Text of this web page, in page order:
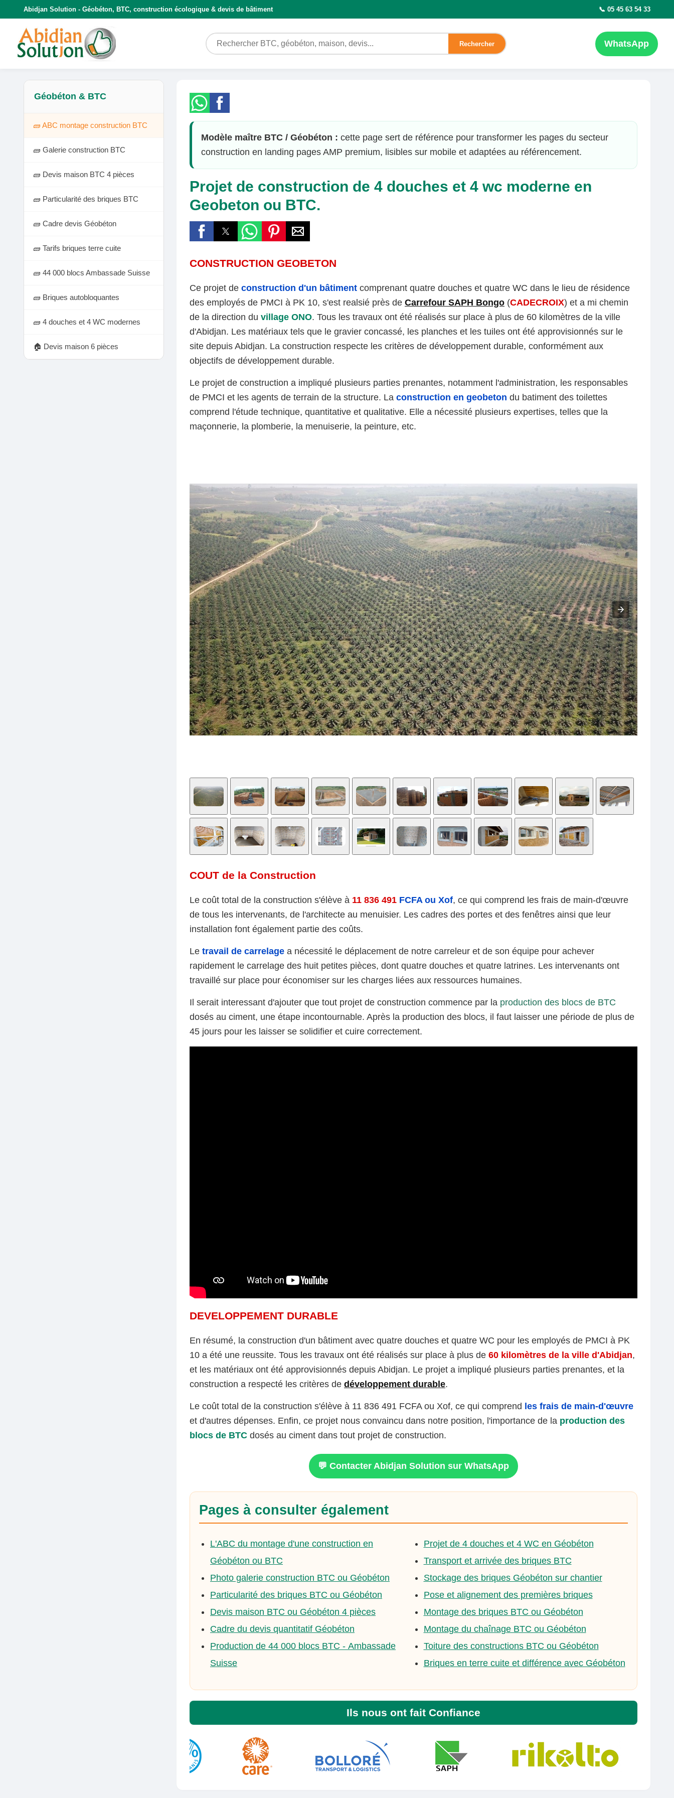
Abidjan Solution - Géobéton, BTC, construction écologique & devis de bâtiment 📞 05 45 63 54 33
Rechercher WhatsApp
Géobéton & BTC
🧱 ABC montage construction BTC
🧱 Galerie construction BTC
🧱 Devis maison BTC 4 pièces
🧱 Particularité des briques BTC
🧱 Cadre devis Géobéton
🧱 Tarifs briques terre cuite
🧱 44 000 blocs Ambassade Suisse
🧱 Briques autobloquantes
🧱 4 douches et 4 WC modernes
🏠 Devis maison 6 pièces
Modèle maître BTC / Géobéton : cette page sert de référence pour transformer les pages du secteur
construction en landing pages AMP premium, lisibles sur mobile et adaptées au référencement.
Projet de construction de 4 douches et 4 wc moderne en
Geobeton ou BTC.
CONSTRUCTION GEOBETON
Ce projet de construction d'un bâtiment comprenant quatre douches et quatre WC dans le lieu de résidence
des employés de PMCI à PK 10, s'est realsié près de Carrefour SAPH Bongo (CADECROIX) et a mi chemin
de la direction du village ONO. Tous les travaux ont été réalisés sur place à plus de 60 kilomètres de la ville
d'Abidjan. Les matériaux tels que le gravier concassé, les planches et les tuiles ont été approvisionnés sur le
site depuis Abidjan. La construction respecte les critères de développement durable, conformément aux
objectifs de développement durable.
Le projet de construction a impliqué plusieurs parties prenantes, notamment l'administration, les responsables
de PMCI et les agents de terrain de la structure. La construction en geobeton du batiment des toilettes
comprend l'étude technique, quantitative et qualitative. Elle a nécessité plusieurs expertises, telles que la
maçonnerie, la plomberie, la menuiserie, la peinture, etc.
COUT de la Construction
Le coût total de la construction s'élève à 11 836 491 FCFA ou Xof, ce qui comprend les frais de main-d'œuvre
de tous les intervenants, de l'architecte au menuisier. Les cadres des portes et des fenêtres ainsi que leur
installation font également partie des coûts.
Le travail de carrelage a nécessité le déplacement de notre carreleur et de son équipe pour achever
rapidement le carrelage des huit petites pièces, dont quatre douches et quatre latrines. Les intervenants ont
travaillé sur place pour économiser sur les charges liées aux ressources humaines.
Il serait interessant d'ajouter que tout projet de construction commence par la production des blocs de BTC
dosés au ciment, une étape incontournable. Après la production des blocs, il faut laisser une période de plus de
45 jours pour les laisser se solidifier et cuire correctement.
DEVELOPPEMENT DURABLE
En résumé, la construction d'un bâtiment avec quatre douches et quatre WC pour les employés de PMCI à PK
10 a été une reussite. Tous les travaux ont été réalisés sur place à plus de 60 kilomètres de la ville d'Abidjan,
et les matériaux ont été approvisionnés depuis Abidjan. Le projet a impliqué plusieurs parties prenantes, et la
construction a respecté les critères de développement durable.
Le coût total de la construction s'élève à 11 836 491 FCFA ou Xof, ce qui comprend les frais de main-d'œuvre
et d'autres dépenses. Enfin, ce projet nous convaincu dans notre position, l'importance de la production des
blocs de BTC dosés au ciment dans tout projet de construction.
💬 Contacter Abidjan Solution sur WhatsApp
Pages à consulter également
L'ABC du montage d'une construction en
Géobéton ou BTC
Photo galerie construction BTC ou Géobéton
Particularité des briques BTC ou Géobéton
Devis maison BTC ou Géobéton 4 pièces
Cadre du devis quantitatif Géobéton
Production de 44 000 blocs BTC - Ambassade
Suisse
Projet de 4 douches et 4 WC en Géobéton
Transport et arrivée des briques BTC
Stockage des briques Géobéton sur chantier
Pose et alignement des premières briques
Montage des briques BTC ou Géobéton
Montage du chaînage BTC ou Géobéton
Toiture des constructions BTC ou Géobéton
Briques en terre cuite et différence avec Géobéton
Ils nous ont fait Confiance